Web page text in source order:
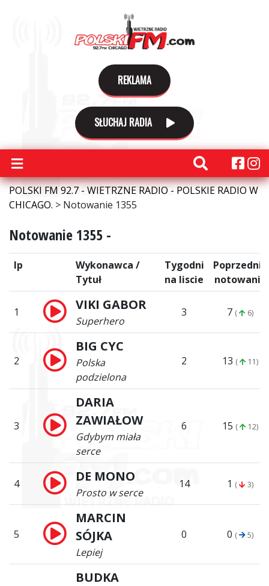
REKLAMA
SŁUCHAJ RADIA
POLSKI FM 92.7 - WIETRZNE RADIO - POLSKIE RADIO W
CHICAGO. > Notowanie 1355
Notowanie 1355 -
lp
Wykonawca /
Tytuł
Tygodni
na liscie
Poprzednie
notowanie
1 VIKI GABOR
Superhero
3 7 ( 6)
2
BIG CYC
Polska
podzielona
2 13 ( 11)
3
DARIA
ZAWIAŁOW
Gdybym miała
serce
6 15 ( 12)
4 DE MONO
Prosto w serce
14 1 ( 3)
5
MARCIN
SÓJKA
Lepiej
0 0 ( 5)
BUDKA